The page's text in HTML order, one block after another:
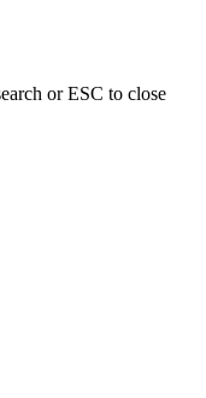
or ESC to close